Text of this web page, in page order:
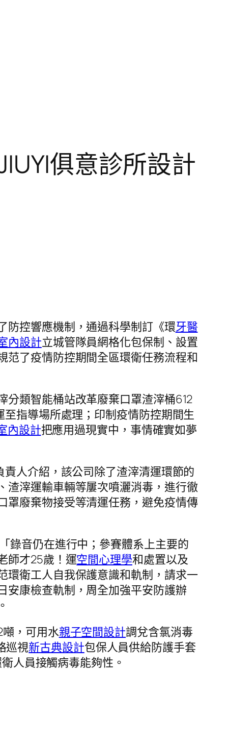
俱意診所設計
防控響應機制，通過科學制訂《環牙醫
內設計立城管隊員網格化包保制、設置
范了疫情防控期間全區環衛任務流程和
分類智能桶站改革廢棄口罩渣滓桶612
指導場所處理；印制疫情防控期間生
內設計把應用過現實中，事情確實如夢
人介紹，該公司除了渣滓清運環節的
渣滓運輸車輛等屢次噴灑消毒，進行徹
罩廢棄物接受等清運任務，避免疫情傳
錄音仍在進行中；參賽體系上主要的
師才25歲！運空間心理學和處置以及
環衛工人自我保護意識和軌制，請求一
安康檢查軌制，周全加強平安防護辦
，可用水親子空間設計調兌含氯消毒
巡視新古典設計包保人員供給防護手套
人員接觸病毒能夠性。